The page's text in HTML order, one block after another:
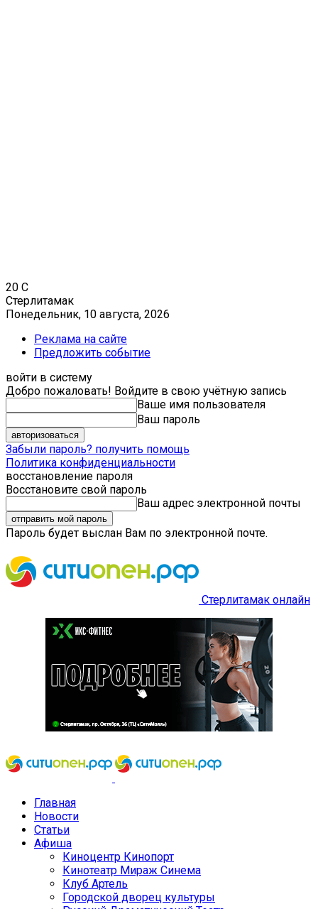
20 C
Стерлитамак
Понедельник, 10 августа, 2026
Реклама на сайте
Предложить событие
войти в систему
Добро пожаловать! Войдите в свою учётную запись
Ваше имя пользователя
Ваш пароль
Забыли пароль? получить помощь
Политика конфиденциальности
восстановление пароля
Восстановите свой пароль
Ваш адрес электронной почты
Пароль будет выслан Вам по электронной почте.
Стерлитамак онлайн
Главная
Новости
Статьи
Афиша
Киноцентр Кинопорт
Кинотеатр Мираж Синема
Клуб Артель
Городской дворец культуры